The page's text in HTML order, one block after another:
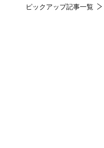
ピックアップ記事一覧